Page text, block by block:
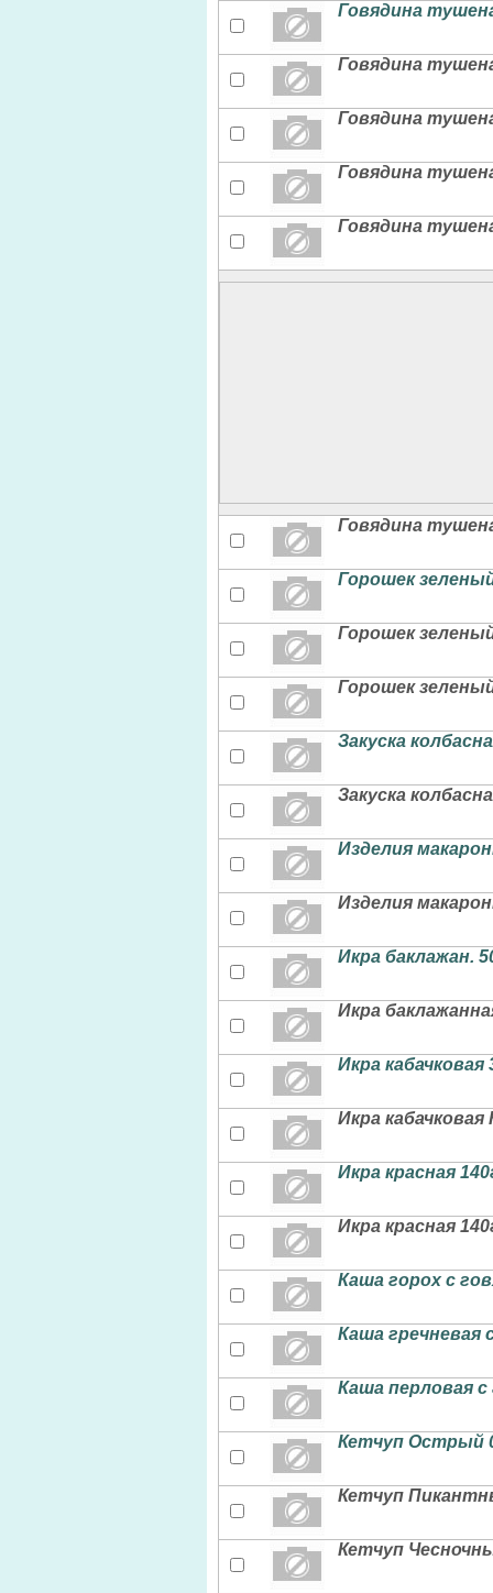
Говядина
Говядина
Говядина
Говядина
Говядина
Говядина
Горошек
Горошек
Горошек
Закуска
Закуска
Изделия
Изделия
Икра баклажан.
Икра
Икра
Икра
Икра красная
Икра красная
Каша горох с
Каша гречневая
Каша перловая
Кетчуп Острый
Кетчуп
Кетчуп